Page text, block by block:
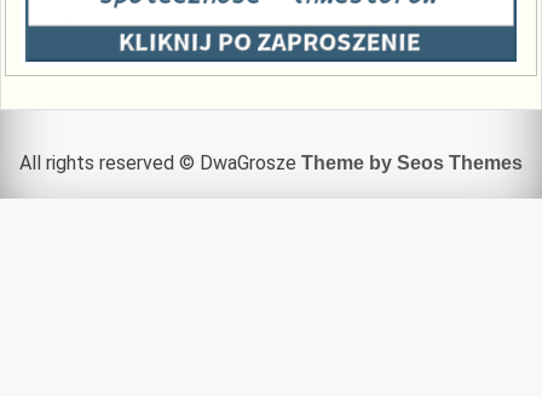
All rights reserved © DwaGrosze Theme by Seos Themes